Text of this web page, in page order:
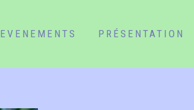
EVENEMENTS PRÉSENTATION